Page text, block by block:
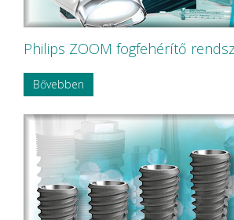
Philips ZOOM fogfehérítő
Bővebben